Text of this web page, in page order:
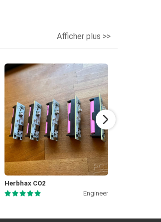
Afficher plus >>
Herbhax CO2
Engineer